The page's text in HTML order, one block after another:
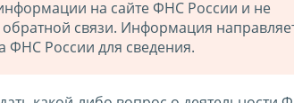
на сайте ФНС России и не
связи. Информация
ФНС России для сведения.